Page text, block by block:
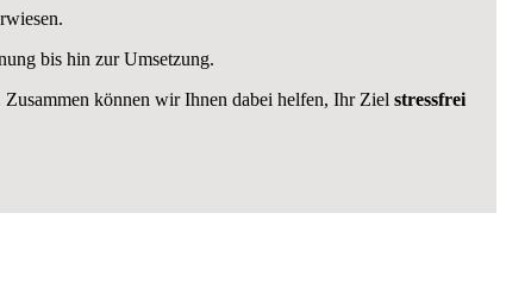
bis hin zur Umsetzung.
können wir Ihnen dabei helfen, Ihr Ziel stressfrei